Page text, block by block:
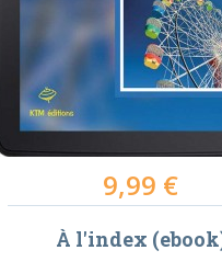
9,99 €
À l'index